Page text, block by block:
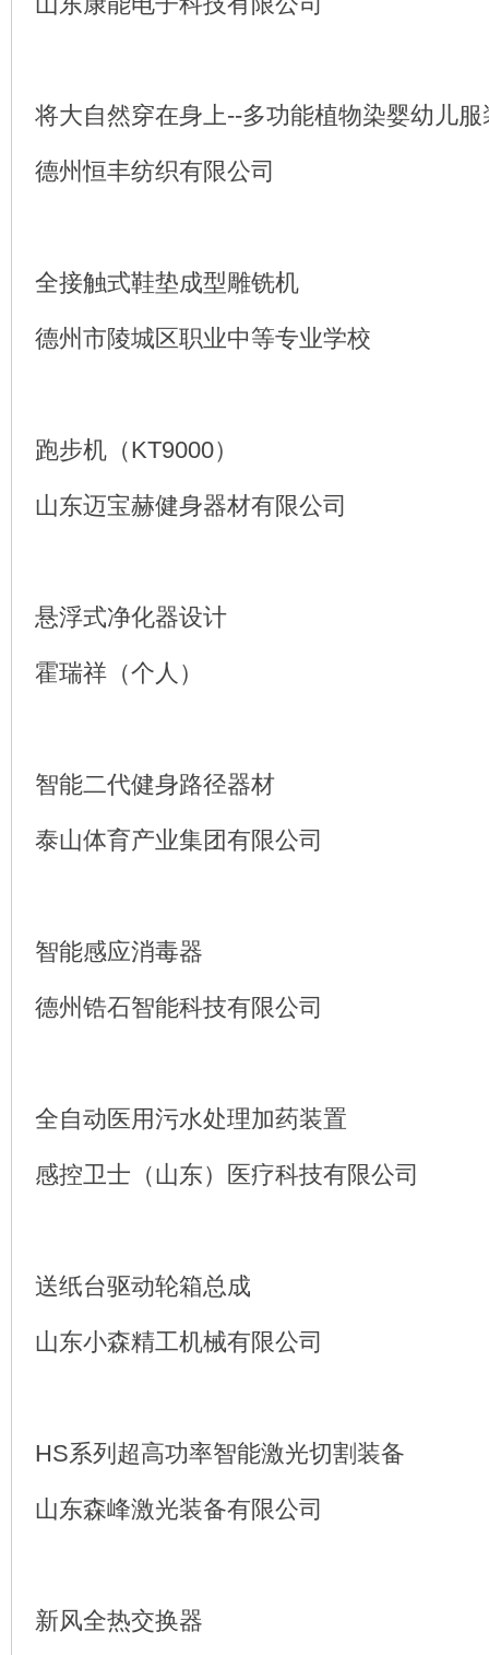
将大自然穿在身上--多功能植物染婴幼儿服
德州恒丰纺织有限公司
全接触式鞋垫成型雕铣机
德州市陵城区职业中等专业学校
跑步机（KT9000）
山东迈宝赫健身器材有限公司
悬浮式净化器设计
霍瑞祥（个人）
智能二代健身路径器材
泰山体育产业集团有限公司
智能感应消毒器
德州锆石智能科技有限公司
全自动医用污水处理加药装置
感控卫士（山东）医疗科技有限公司
送纸台驱动轮箱总成
山东小森精工机械有限公司
HS系列超高功率智能激光切割装备
山东森峰激光装备有限公司
新风全热交换器